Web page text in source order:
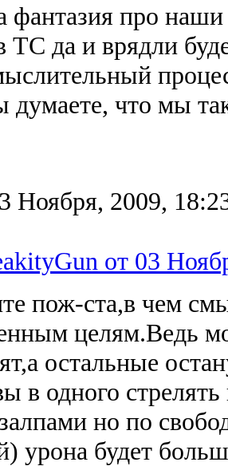
фантазия про
ТС да и врядли
думаете, что мы
Ноября, 2009,
от 03
пож-ста,в чем
целям.Ведь
остальные
в одного стрелять
но по
урона будет